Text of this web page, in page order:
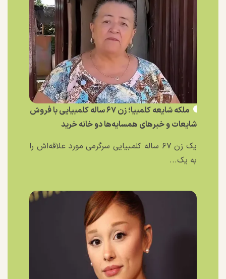
ملکه شایعه کلمبیا؛ زن ۶۷ ساله کلمبیایی با فروش
شایعات و خبر‌های همسایه‌ها دو خانه خرید
یک زن ۶۷ ساله کلمبیایی سرگرمی مورد علاقه‌اش را
به یک...